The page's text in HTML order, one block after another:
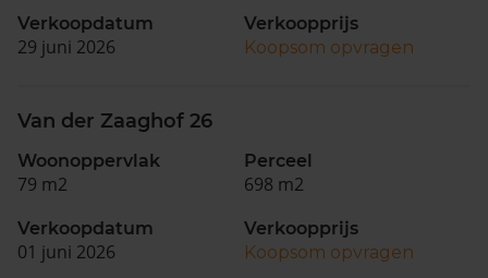
Verkoopdatum
29 juni 2026
Verkoopprijs
Koopsom opvragen
Van der Zaaghof 26
Woonoppervlak
79 m2
Perceel
698 m2
Verkoopdatum
01 juni 2026
Verkoopprijs
Koopsom opvragen